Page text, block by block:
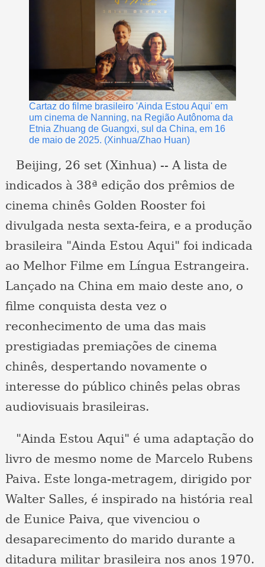
Cartaz do filme brasileiro 'Ainda Estou Aqui' em
um cinema de Nanning, na Região Autônoma da
Etnia Zhuang de Guangxi, sul da China, em 16
de maio de 2025. (Xinhua/Zhao Huan)
Beijing, 26 set (Xinhua) -- A lista de
indicados à 38ª edição dos prêmios de
cinema chinês Golden Rooster foi
divulgada nesta sexta-feira, e a produção
brasileira "Ainda Estou Aqui" foi indicada
ao Melhor Filme em Língua Estrangeira.
Lançado na China em maio deste ano, o
filme conquista desta vez o
reconhecimento de uma das mais
prestigiadas premiações de cinema
chinês, despertando novamente o
interesse do público chinês pelas obras
audiovisuais brasileiras.
"Ainda Estou Aqui" é uma adaptação do
livro de mesmo nome de Marcelo Rubens
Paiva. Este longa-metragem, dirigido por
Walter Salles, é inspirado na história real
de Eunice Paiva, que vivenciou o
desaparecimento do marido durante a
ditadura militar brasileira nos anos 1970.